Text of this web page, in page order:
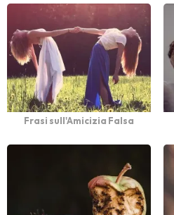
Frasi sull'Amicizia Falsa